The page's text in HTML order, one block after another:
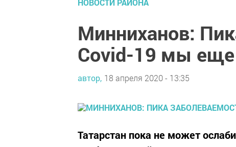
НОВОСТИ РАЙОНА
Минниханов:
Covid-19 мы еще
автор, 18 апреля 2020 - 13:35
Татарстан пока не может